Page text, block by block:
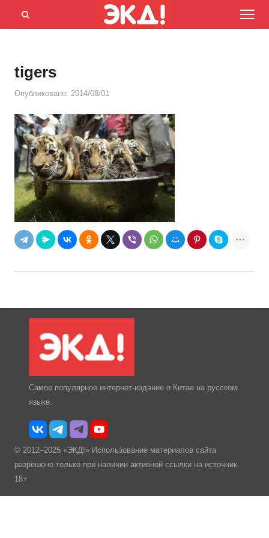
Menu
Открыть
tigers
Опубликовано: 2014/08/01
Самое популярное интернет-издание о Китае на русском
языке.
© 2012–2025 «ЭКД!» Использование материалов сайта
разрешено только при наличии активной ссылки на источник.
18+